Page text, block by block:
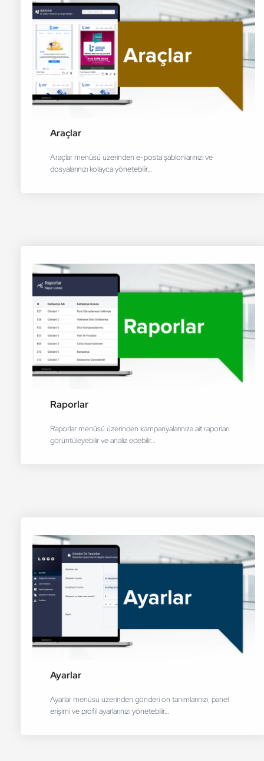
Araçlar
Araçlar menüsü üzerinden e-posta şablonlarınızı ve
dosyalarınızı kolayca yönetebilir…
Raporlar
Raporlar menüsü üzerinden kampanyalarınıza ait raporları
görüntüleyebilir ve analiz edebilir…
Ayarlar
Ayarlar menüsü üzerinden gönderi ön tanımlarınızı, panel
erişimi ve profil ayarlarınızı yönetebilir…